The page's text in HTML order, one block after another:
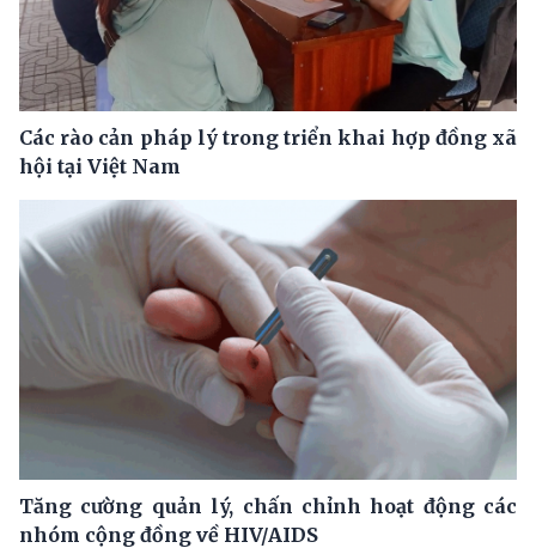
Các rào cản pháp lý trong triển khai hợp đồng xã
hội tại Việt Nam
Tăng cường quản lý, chấn chỉnh hoạt động các
nhóm cộng đồng về HIV/AIDS